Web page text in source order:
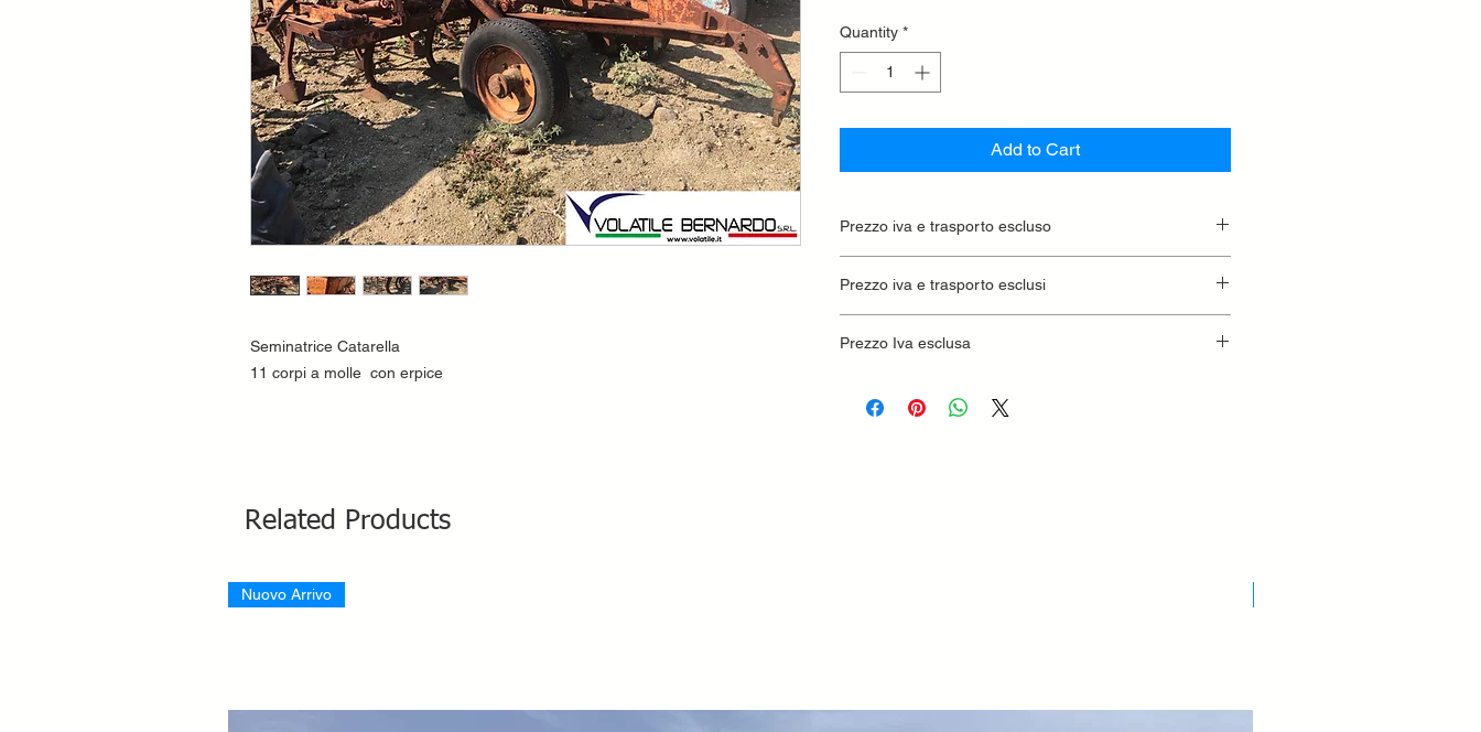
Seminatrice Catarella
11 corpi a molle con erpice
Quantity *
Add to Cart
Prezzo iva e trasporto escluso
Prezzo iva e trasporto esclusi
Prezzo Iva esclusa
Related Products
Nuovo Arrivo